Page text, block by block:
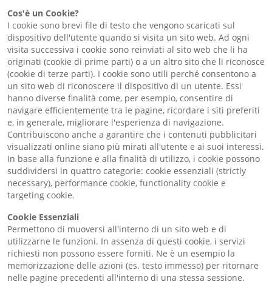
Cos'è un Cookie?
I cookie sono brevi file di testo che vengono scaricati sul
dispositivo dell'utente quando si visita un sito web. Ad ogni
visita successiva i cookie sono reinviati al sito web che li ha
originati (cookie di prime parti) o a un altro sito che li riconosce
(cookie di terze parti). I cookie sono utili perché consentono a
un sito web di riconoscere il dispositivo di un utente. Essi
hanno diverse finalità come, per esempio, consentire di
navigare efficientemente tra le pagine, ricordare i siti preferiti
e, in generale, migliorare l'esperienza di navigazione.
Contribuiscono anche a garantire che i contenuti pubblicitari
visualizzati online siano più mirati all'utente e ai suoi interessi.
In base alla funzione e alla finalità di utilizzo, i cookie possono
suddividersi in quattro categorie: cookie essenziali (strictly
necessary), performance cookie, functionality cookie e
targeting cookie.
Cookie Essenziali
Permettono di muoversi all'interno di un sito web e di
utilizzarne le funzioni. In assenza di questi cookie, i servizi
richiesti non possono essere forniti. Ne è un esempio la
memorizzazione delle azioni (es. testo immesso) per ritornare
nelle pagine precedenti all'interno di una stessa sessione.